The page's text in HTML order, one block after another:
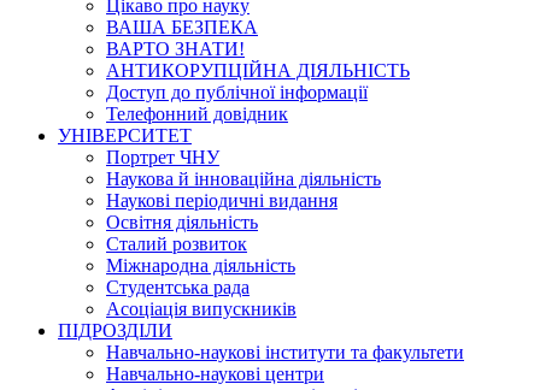
Цікаво про науку
ВАША БЕЗПЕКА
ВАРТО ЗНАТИ!
АНТИКОРУПЦІЙНА ДІЯЛЬНІСТЬ
Доступ до публічної інформації
Телефонний довідник
УНІВЕРСИТЕТ
Портрет ЧНУ
Наукова й інноваційна діяльність
Наукові періодичні видання
Освітня діяльність
Сталий розвиток
Міжнародна діяльність
Студентська рада
Асоціація випускників
ПІДРОЗДІЛИ
Навчально-наукові інститути та факультети
Навчально-наукові центри